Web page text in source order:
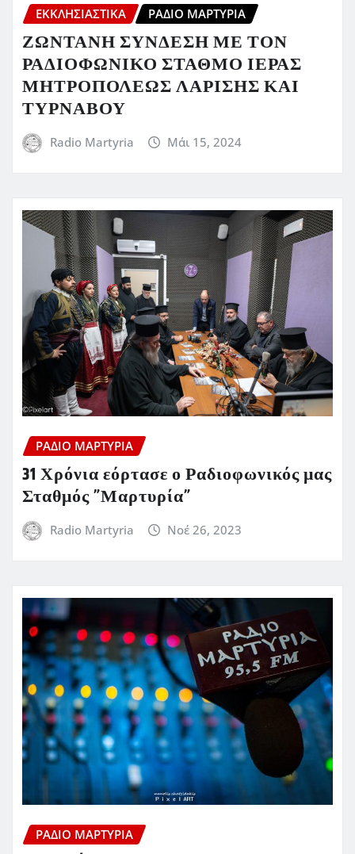
ΕΚΚΛΗΣΙΑΣΤΙΚΆ ΡΆΔΙΟ ΜΑΡΤΥΡΊΑ
ΖΩΝΤΑΝΗ ΣΥΝΔΕΣΗ ΜΕ ΤΟΝ
ΡΑΔΙΟΦΩΝΙΚΟ ΣΤΑΘΜΟ ΙΕΡΑΣ
ΜΗΤΡΟΠΟΛΕΩΣ ΛΑΡΙΣΗΣ ΚΑΙ
ΤΥΡΝΑΒΟΥ
Radio Martyria Μάι 15, 2024
ΡΆΔΙΟ ΜΑΡΤΥΡΊΑ
31 Χρόνια εόρτασε ο Ραδιοφωνικός μας
Σταθμός ”Μαρτυρία”
Radio Martyria Νοέ 26, 2023
ΡΆΔΙΟ ΜΑΡΤΥΡΊΑ